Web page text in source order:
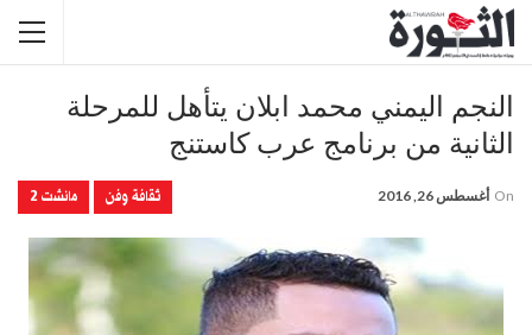
النجم اليمني محمد ابلان يتأهل للمرحلة
الثانية من برنامج عرب كاستنج
ثقافة وفن مانشت 2 On أغسطس 26, 2016